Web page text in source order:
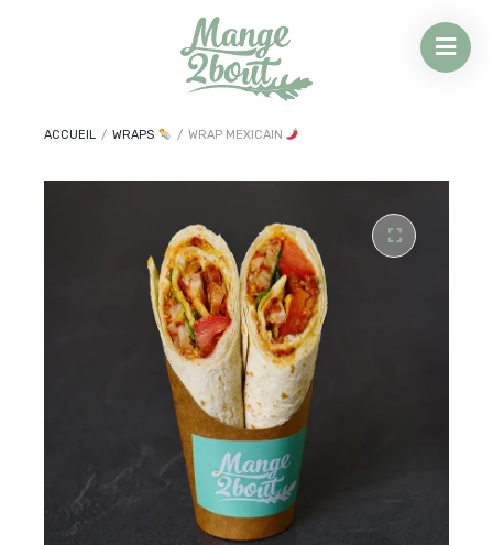
ACCUEIL / WRAPS / WRAP MEXICAIN